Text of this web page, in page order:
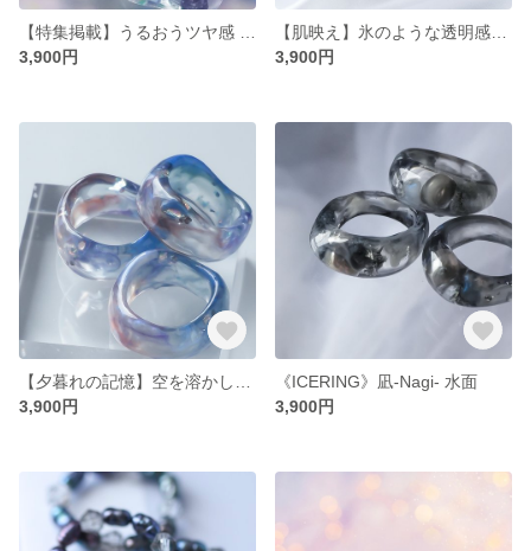
3,900円
3,900円
3,900円
《ICERING》凪-Nagi- 水面
3,900円